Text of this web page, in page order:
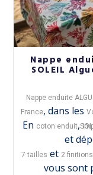
Nappe
SOLEIL
Nappe enduite
France, dans les
En coton enduit,
et
7 tailles et 2 finitions
vous sont